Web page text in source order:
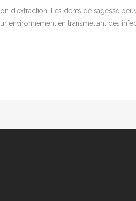
d'extraction. Les dents de sagesse
environnement en transmettant des